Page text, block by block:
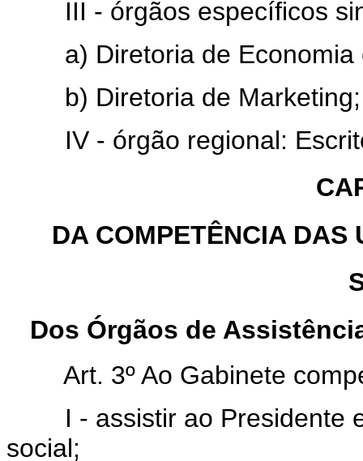
III - órgãos específicos
a) Diretoria de Economia
b) Diretoria de Marketing;
IV - órgão regional:
DA COMPETÊNCIA DAS
Dos Órgãos de
Art. 3º Ao Gabinete
I - assistir ao Presidente
social;